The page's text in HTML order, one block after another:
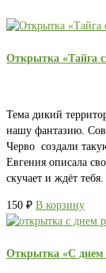
Открытка «Тайга
Тема дикий
нашу фантазию.
Черво создали
Евгения описала
скучает и ждёт
150 ₽ В корзину
Открытка «С днем